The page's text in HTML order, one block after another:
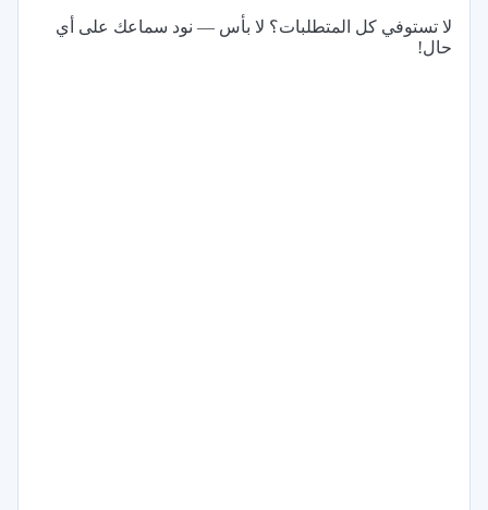
لا تستوفي كل المتطلبات؟ لا بأس — نود سماعك على أي
حال!